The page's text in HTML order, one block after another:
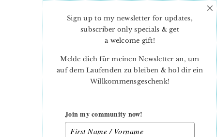
Sign up to my newsletter for updates,
subscriber only specials & get
a welcome gift!
Melde dich für meinen Newsletter an, um
auf dem Laufenden zu bleiben & hol dir ein
Willkommensgeschenk!
Join my community now!
×